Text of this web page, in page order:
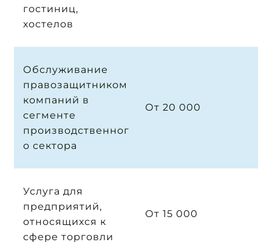
гостиниц,
хостелов
Обслуживание
правозащитником
компаний в
сегменте
производственног
о сектора
От 20 000
Услуга для
предприятий,
относящихся к
сфере торговли
От 15 000